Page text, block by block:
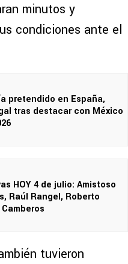
minutos y
condiciones ante el
pretendido en España,
tras destacar con México
HOY 4 de julio: Amistoso
Raúl Rangel, Roberto
tuvieron